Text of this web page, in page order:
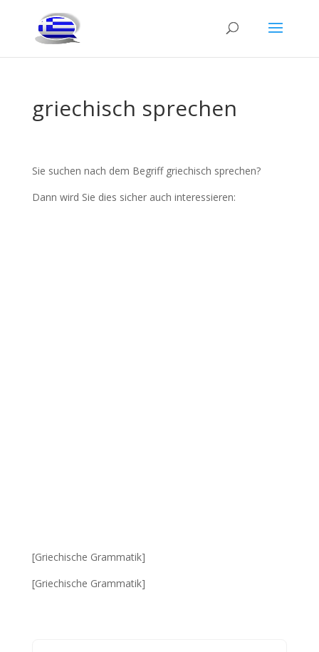
griechisch sprechen
Sie suchen nach dem Begriff griechisch sprechen?
Dann wird Sie dies sicher auch interessieren:
[Griechische Grammatik]
[Griechische Grammatik]